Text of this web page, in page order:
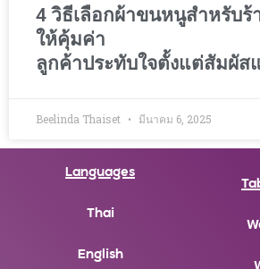
4 วิธีเลือกผ้าขนหนูสำหรับร้
ให้คุ้มค่า
ลูกค้าประทับใจตั้งแต่สัมผัส
Beelinda Thaiset มีนาคม 6, 2025
Languages
Thai
English